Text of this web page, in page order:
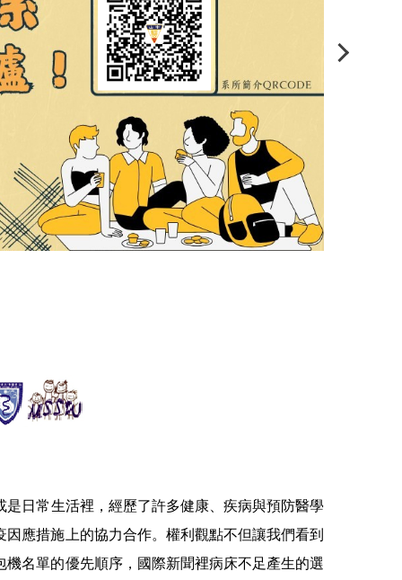
日常生活裡，經歷了許多健康、疾病與預防醫學
應措施上的協力合作。權利觀點不但讓我們看到
名單的優先順序，國際新聞裡病床不足產生的選